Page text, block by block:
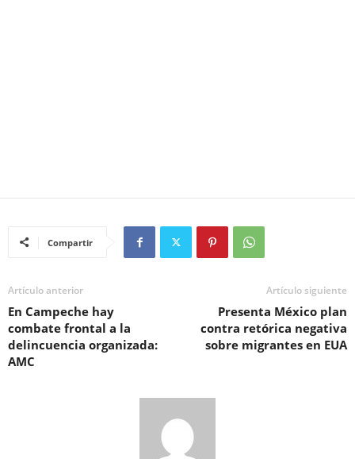
Compartir
Artículo anterior
En Campeche hay
combate frontal a la
delincuencia organizada:
AMC
Artículo siguiente
Presenta México plan
contra retórica negativa
sobre migrantes en EUA